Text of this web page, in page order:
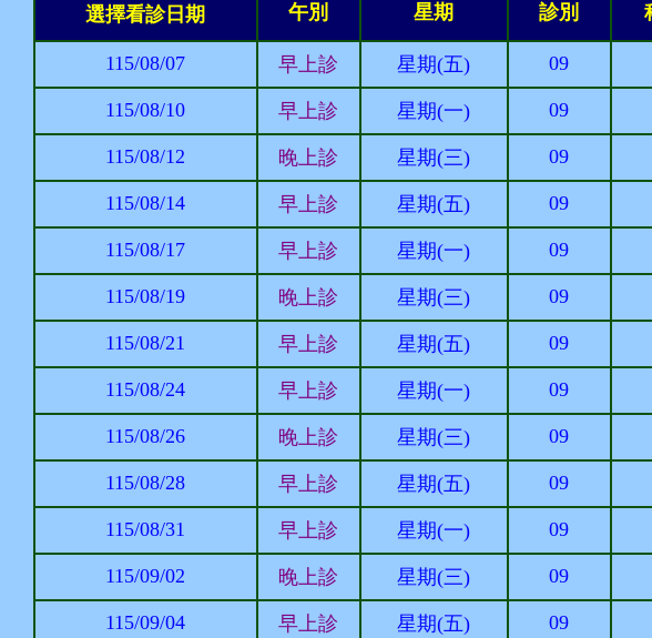
選擇看診日期 午別 星期 診別
115/08/07 早上診 星期(五) 09
115/08/10 早上診 星期(一) 09
115/08/12 晚上診 星期(三) 09
115/08/14 早上診 星期(五) 09
115/08/17 早上診 星期(一) 09
115/08/19 晚上診 星期(三) 09
115/08/21 早上診 星期(五) 09
115/08/24 早上診 星期(一) 09
115/08/26 晚上診 星期(三) 09
115/08/28 早上診 星期(五) 09
115/08/31 早上診 星期(一) 09
115/09/02 晚上診 星期(三) 09
115/09/04 早上診 星期(五) 09